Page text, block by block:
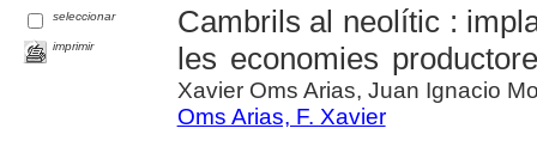
seleccionar
imprimir
Cambrils al neolític :
les economies
Xavier Oms Arias, Juan Ignacio
Oms Arias, F. Xavier